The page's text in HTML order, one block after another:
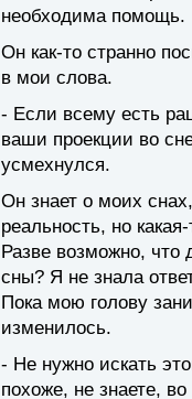
необходима помощь.
Он как-то странно
в мои слова.
- Если всему есть
ваши проекции во
усмехнулся.
Он знает о моих
реальность, но
Разве возможно,
сны? Я не знала
Пока мою голову
изменилось.
- Не нужно искать
похоже, не знаете,